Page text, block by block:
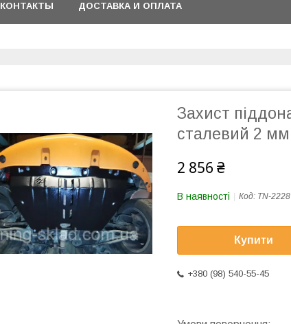
КОНТАКТЫ ДОСТАВКА И ОПЛАТА
Захист
сталевий 2 мм
2 856 ₴
В наявності Код: TN-2228
Купити
+380 (98) 540-55-45